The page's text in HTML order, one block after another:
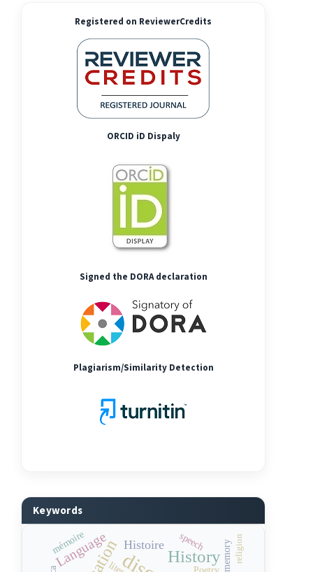
Registered on ReviewerCredits
ORCID iD Dispaly
Signed the DORA declaration
Plagiarism/Similarity Detection
Keywords
History
Language Histoire memory
mémoire speech
Poetry
religion